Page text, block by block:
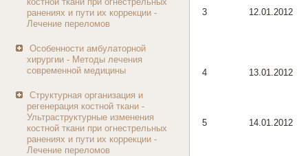
ранениях и пути их коррекции -
Лечение переломов
Особенности амбулаторной
хирургии - Методы лечения
современной медицины
Структурная организация и
регенерация костной ткани -
Ультраструктурные изменения
костной ткани при огнестрельных
ранениях и пути их коррекции -
Лечение переломов
3 12.01.2012
4 13.01.2012
5 14.01.2012